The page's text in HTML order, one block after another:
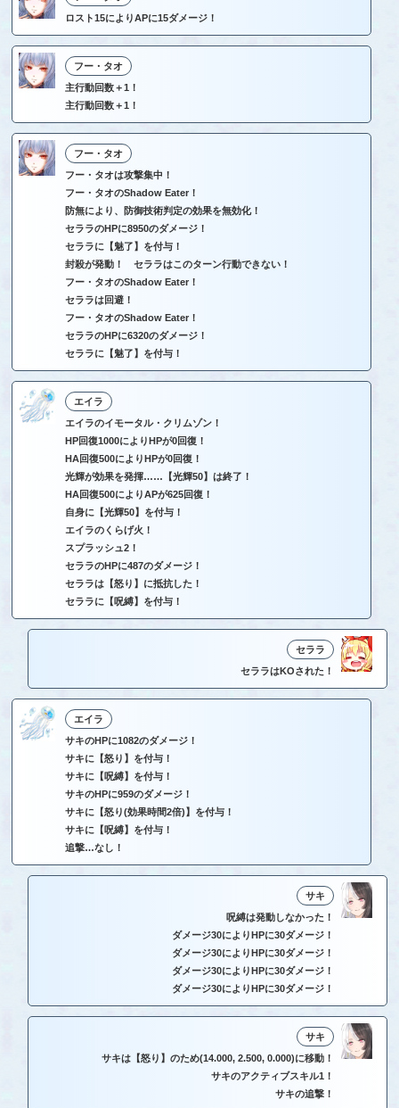
ロスト15によりAPに15ダメージ！
フー・タオ
主行動回数＋1！
主行動回数＋1！
フー・タオ
フー・タオは攻撃集中！
フー・タオのShadow Eater！
防無により、防御技術判定の効果を無効化！
セララのHPに8950のダメージ！
セララに【魅了】を付与！
封殺が発動！ セララはこのターン行動できない！
フー・タオのShadow Eater！
セララは回避！
フー・タオのShadow Eater！
セララのHPに6320のダメージ！
セララに【魅了】を付与！
エイラ
エイラのイモータル・クリムゾン！
HP回復1000によりHPが0回復！
HA回復500によりHPが0回復！
光輝が効果を発揮……【光輝50】は終了！
HA回復500によりAPが625回復！
自身に【光輝50】を付与！
エイラのくらげ火！
スプラッシュ2！
セララのHPに487のダメージ！
セララは【怒り】に抵抗した！
セララに【呪縛】を付与！
セララ
セララはKOされた！
エイラ
サキのHPに1082のダメージ！
サキに【怒り】を付与！
サキに【呪縛】を付与！
サキのHPに959のダメージ！
サキに【怒り(効果時間2倍)】を付与！
サキに【呪縛】を付与！
追撃…なし！
サキ
呪縛は発動しなかった！
ダメージ30によりHPに30ダメージ！
ダメージ30によりHPに30ダメージ！
ダメージ30によりHPに30ダメージ！
ダメージ30によりHPに30ダメージ！
サキ
サキは【怒り】のため(14.000, 2.500, 0.000)に移動！
サキのアクティブスキル1！
サキの追撃！